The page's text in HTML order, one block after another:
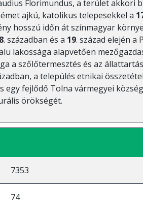
Florimundus, a terület akkori
ajkú, katolikus telepesekkel a
hosszú időn át színmagyar
. században és a 19. század elején a
lakossága alapvetően
a szőlőtermesztés és az
a település etnikai
egy fejlődő Tolna vármegyei
örökségét.
7353
74